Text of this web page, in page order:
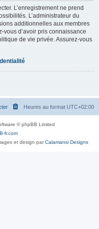
L’enregistrement ne prend
L’administrateur du
additionnelles aux membres
vous d’avoir pris connaissance
de vie privée. Assurez-vous
Heures au format UTC+02:00
© phpBB Limited
fr.com
et design parCalamansi Designs